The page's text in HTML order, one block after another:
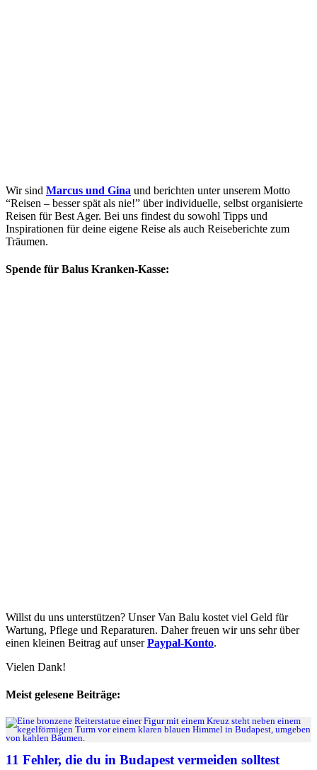
Wir sind Marcus und Gina und berichten unter unserem Motto
“Reisen – besser spät als nie!” über individuelle, selbst organisierte
Reisen für Best Ager. Bei uns findest du sowohl Tipps und
Inspirationen für deine eigene Reise als auch Reiseberichte zum
Träumen.
Spende für Balus Kranken-Kasse:
Willst du uns unterstützen? Unser Van Balu kostet viel Geld für
Wartung, Pflege und Reparaturen. Daher freuen wir uns sehr über
einen kleinen Beitrag auf unserPaypal-Konto.
Vielen Dank!
Meist gelesene Beiträge:
11 Fehler, die du in Budapest vermeiden solltest